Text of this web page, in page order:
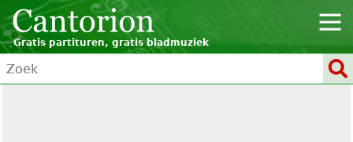
Gratis partituren, gratis bladmuziek